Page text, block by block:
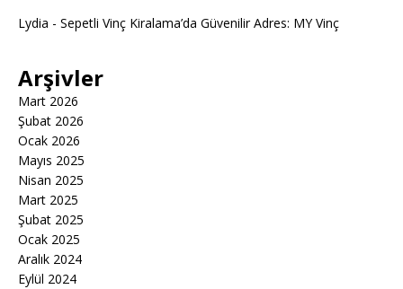
Lydia - Sepetli Vinç Kiralama’da Güvenilir Adres: MY Vinç
Arşivler
Mart 2026
Şubat 2026
Ocak 2026
Mayıs 2025
Nisan 2025
Mart 2025
Şubat 2025
Ocak 2025
Aralık 2024
Eylül 2024